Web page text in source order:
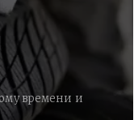
времени и